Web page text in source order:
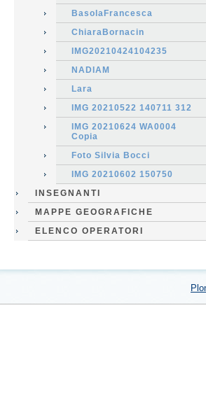
BasolaFrancesca
ChiaraBornacin
IMG20210424104235
NADIAM
Lara
IMG 20210522 140711 312
IMG 20210624 WA0004
Copia
Foto Silvia Bocci
IMG 20210602 150750
INSEGNANTI
MAPPE GEOGRAFICHE
ELENCO OPERATORI